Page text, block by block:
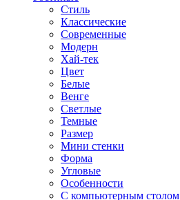
Стиль
Классические
Современные
Модерн
Хай-тек
Цвет
Белые
Венге
Светлые
Темные
Размер
Мини стенки
Форма
Угловые
Особенности
С компьютерным столом